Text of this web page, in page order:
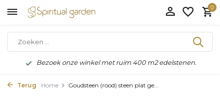
0
Bezoek onze winkel met ruim 400 m2 edelstenen.
Terug Home Goudsteen (rood) steen plat ge...